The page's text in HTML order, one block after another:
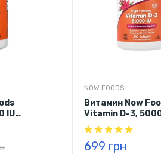
сахар, вода, пектин,
IU
NOW FOODS
Витамин Now
Vitamin D-3,
софтгелів
699 грн